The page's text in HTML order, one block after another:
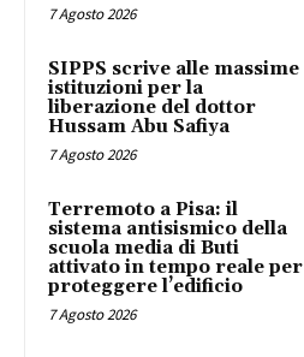
7 Agosto 2026
SIPPS scrive alle massime
istituzioni per la
liberazione del dottor
Hussam Abu Safiya
7 Agosto 2026
Terremoto a Pisa: il
sistema antisismico della
scuola media di Buti
attivato in tempo reale per
proteggere l’edificio
7 Agosto 2026